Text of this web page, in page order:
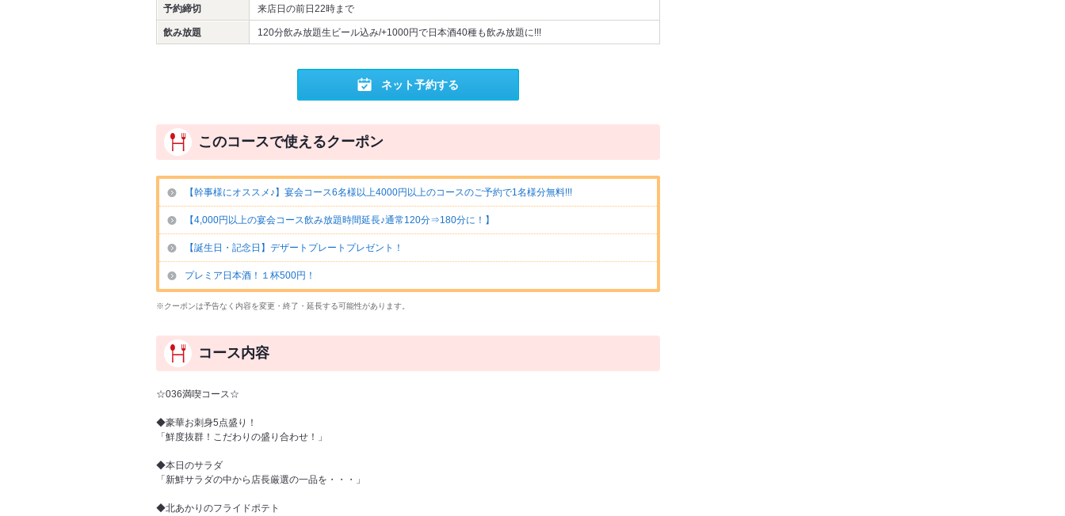
予約締切 来店日の前日22時まで
飲み放題 120分飲み放題生ビール込み/+1000円で日本酒40種も飲み放題に!!!
ネット予約する
このコースで使えるクーポン
【幹事様にオススメ♪】宴会コース6名様以上4000円以上のコースのご予約で1名様分無料!!!
【4,000円以上の宴会コース飲み放題時間延長♪通常120分⇒180分に！】
【誕生日・記念日】デザートプレートプレゼント！
プレミア日本酒！１杯500円！
※クーポンは予告なく内容を変更・終了・延長する可能性があります。
コース内容
☆036満喫コース☆
◆豪華お刺身5点盛り！
「鮮度抜群！こだわりの盛り合わせ！」
◆本日のサラダ
「新鮮サラダの中から店長厳選の一品を・・・」
◆北あかりのフライドポテト